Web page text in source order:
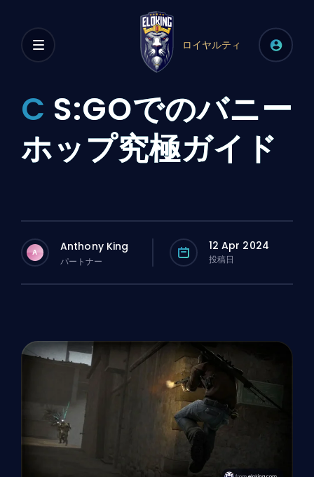
ロイヤルティ
C S:GOでのバニー
ホップ究極ガイド
A Anthony King
パートナー
12 Apr 2024
投稿日